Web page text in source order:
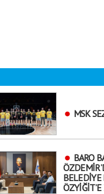
MSK
BARO
BELEDİYE